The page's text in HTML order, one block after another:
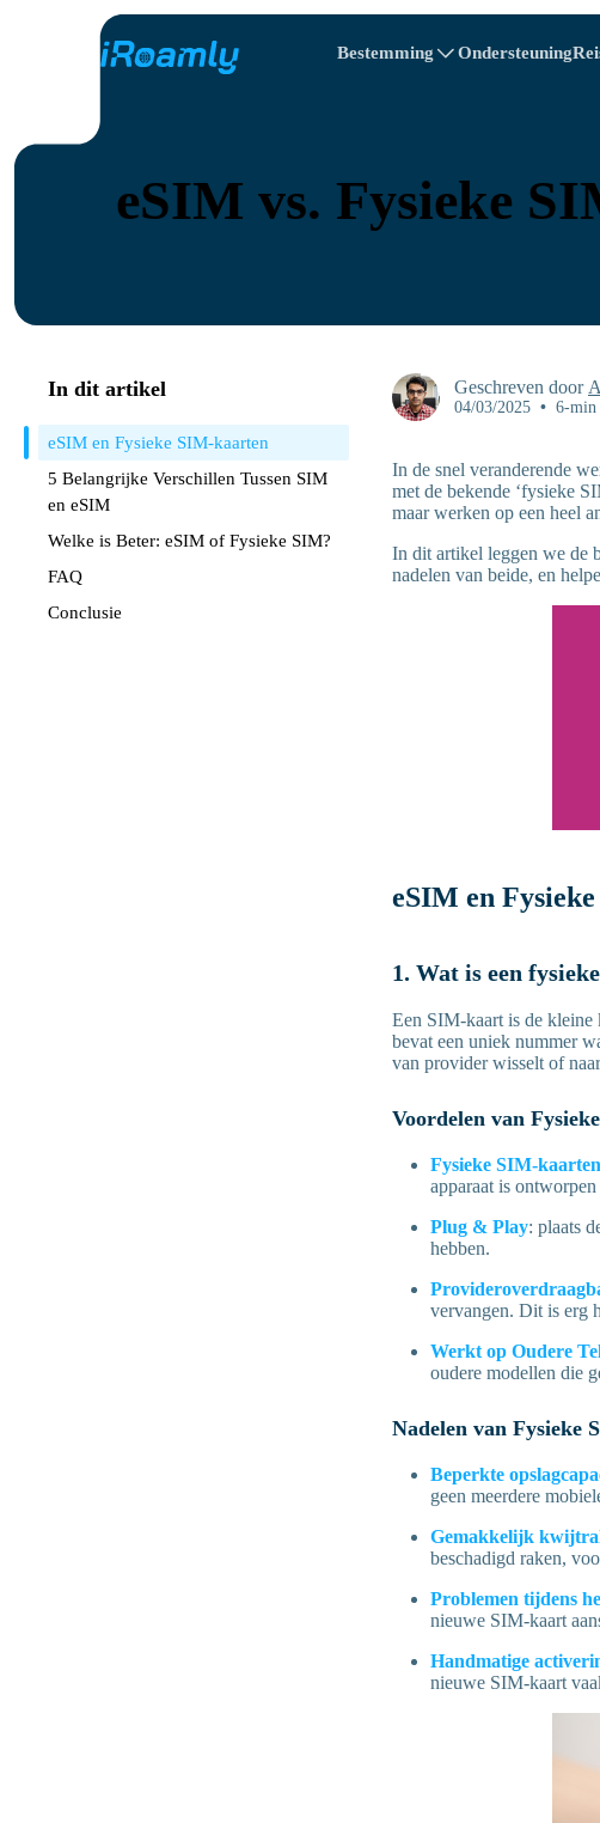
Bestemming Ondersteuning
Bulgarije
eSIM vs. Fysieke
In dit artikel
eSIM en Fysieke SIM-kaarten
5 Belangrijke Verschillen Tussen SIM
en eSIM
Welke is Beter: eSIM of Fysieke SIM?
FAQ
Conclusie
Geschreven door
04/03/2025 • 6-min
In de snel veranderende
met de bekende ‘fysieke
maar werken op een heel
In dit artikel leggen we de
nadelen van beide, en
eSIM en
1. Wat is een
Een SIM-kaart is de kleine
bevat een uniek nummer
van provider wisselt of
Voordelen van
Fysieke SIM-
apparaat is
Plug & Play: plaats
hebben.
vervangen. Dit is erg
Werkt op Oudere
oudere modellen die
Nadelen van Fysieke
Beperkte
geen meerdere
Gemakkelijk
beschadigd raken,
Problemen tijdens
nieuwe SIM-kaart
Handmatige
nieuwe SIM-kaart